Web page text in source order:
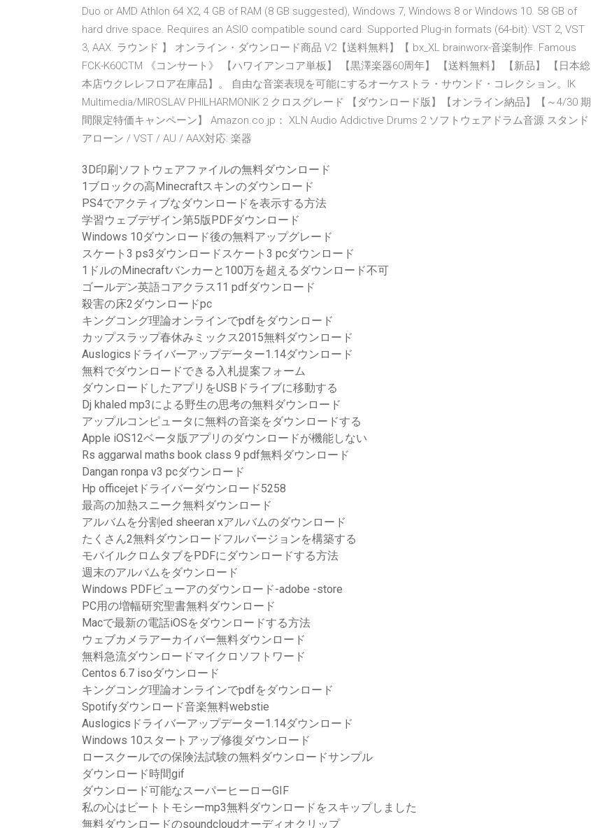
Duo or AMD Athlon 64 X2, 4 GB of RAM (8 GB suggested), Windows 7, Windows 8 or Windows 10. 58 GB of
hard drive space. Requires an ASIO compatible sound card. Supported Plug-in formats (64-bit): VST 2, VST
3, AAX. ラウンド 】 オンライン・ダウンロード商品 V2【送料無料】【 bx_XL brainworx-音楽制作. Famous
FCK-K60CTM 《コンサート》 【ハワイアンコア単板】 【黒澤楽器60周年】 【送料無料】 【新品】 【日本総
本店ウクレレフロア在庫品】。 自由な音楽表現を可能にするオーケストラ・サウンド・コレクション。IK
Multimedia/MIROSLAV PHILHARMONIK 2 クロスグレード 【ダウンロード版】【オンライン納品】【～4/30 期
間限定特価キャンペーン】 Amazon.co.jp： XLN Audio Addictive Drums 2 ソフトウェアドラム音源 スタンド
アローン / VST / AU / AAX対応: 楽器
3D印刷ソフトウェアファイルの無料ダウンロード
1ブロックの高Minecraftスキンのダウンロード
PS4でアクティブなダウンロードを表示する方法
学習ウェブデザイン第5版PDFダウンロード
Windows 10ダウンロード後の無料アップグレード
スケート3 ps3ダウンロードスケート3 pcダウンロード
1ドルのMinecraftバンカーと100万を超えるダウンロード不可
ゴールデン英語コアクラス11 pdfダウンロード
殺害の床2ダウンロードpc
キングコング理論オンラインでpdfをダウンロード
カップスラップ春休みミックス2015無料ダウンロード
Auslogicsドライバーアップデーター1.14ダウンロード
無料でダウンロードできる入札提案フォーム
ダウンロードしたアプリをUSBドライブに移動する
Dj khaled mp3による野生の思考の無料ダウンロード
アップルコンピュータに無料の音楽をダウンロードする
Apple iOS12ベータ版アプリのダウンロードが機能しない
Rs aggarwal maths book class 9 pdf無料ダウンロード
Dangan ronpa v3 pcダウンロード
Hp officejetドライバーダウンロード5258
最高の加熱スニーク無料ダウンロード
アルバムを分割ed sheeran xアルバムのダウンロード
たくさん2無料ダウンロードフルバージョンを構築する
モバイルクロムタブをPDFにダウンロードする方法
週末のアルバムをダウンロード
Windows PDFビューアのダウンロード-adobe -store
PC用の増幅研究聖書無料ダウンロード
Macで最新の電話iOSをダウンロードする方法
ウェブカメラアーカイバー無料ダウンロード
無料急流ダウンロードマイクロソフトワード
Centos 6.7 isoダウンロード
キングコング理論オンラインでpdfをダウンロード
Spotifyダウンロード音楽無料webstie
Auslogicsドライバーアップデーター1.14ダウンロード
Windows 10スタートアップ修復ダウンロード
ロースクールでの保険法試験の無料ダウンロードサンプル
ダウンロード時間gif
ダウンロード可能なスーパーヒーローGIF
私の心はビートトモシーmp3無料ダウンロードをスキップしました
無料ダウンロードのsoundcloudオーディオクリップ